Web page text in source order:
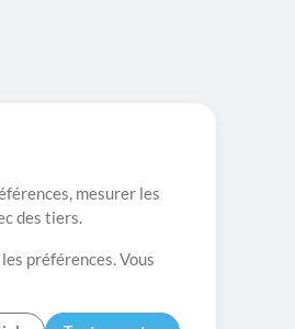
mesurer les
des tiers.
préférences. Vous